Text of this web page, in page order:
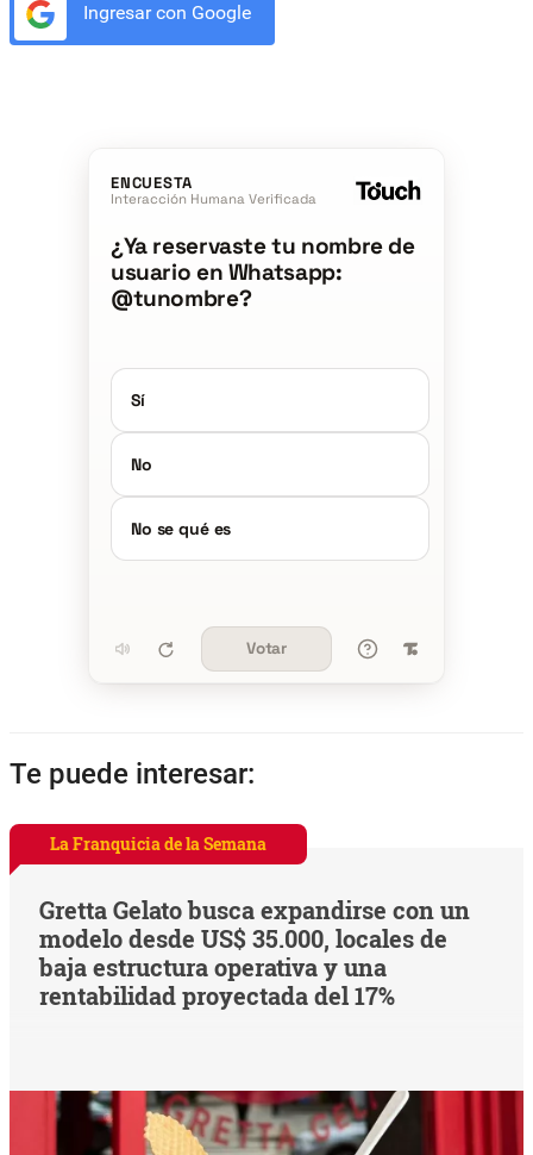
Ingresar con Google
ENCUESTA
Interacción Humana Verificada
¿Ya reservaste tu nombre de
usuario en Whatsapp:
@tunombre?
Sí
No
No se qué es
Votar
Te puede interesar:
La Franquicia de la Semana
Gretta Gelato busca expandirse con un
modelo desde US$ 35.000, locales de
baja estructura operativa y una
rentabilidad proyectada del 17%